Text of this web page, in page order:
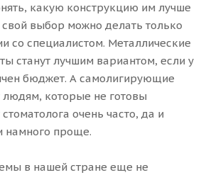
какую конструкцию им лучше
выбор можно делать только
со специалистом. Металлические
станут лучшим вариантом, если у
бюджет. А самолигирующие
которые не готовы
очень часто, да и
намного проще.
в нашей стране еще не